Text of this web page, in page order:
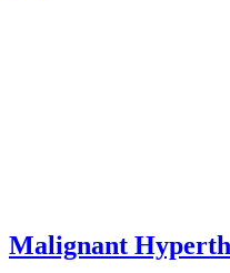
Malignant